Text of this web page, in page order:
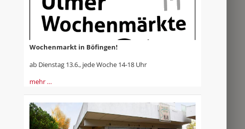
Wochenmarkt in Böfingen!
ab Dienstag 13.6., jede Woche 14-18 Uhr
mehr …